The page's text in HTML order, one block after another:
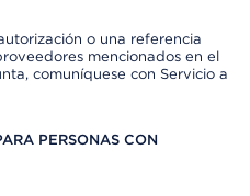
o una referencia
mencionados en el
comuníquese con Servicio a
PERSONAS CON